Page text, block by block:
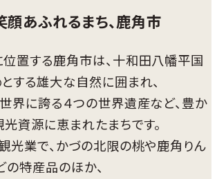
顔あふれるまち、鹿角市
置する鹿角市は、十和田八幡平国
する雄大な自然に囲まれ、
界に誇る４つの世界遺産など、豊か
光資源に恵まれたまちです。
光業で、かづの北限の桃や鹿角りん
の特産品のほか、